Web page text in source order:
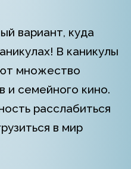
вариант, куда
В каникулы
множество
и семейного кино.
расслабиться
в мир